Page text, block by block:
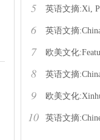
5
6
7
8
9
10